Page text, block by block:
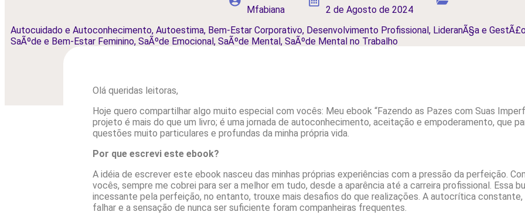
Mfabiana
2 de Agosto de 2024
Autocuidado e Autoconhecimento, Autoestima, Bem-Estar Corporativo, Desenvolvimento Profissional, LideranÃ§a e
SaÃºde e Bem-Estar Feminino, SaÃºde Emocional, SaÃºde Mental, SaÃºde Mental no Trabalho
Olá queridas leitoras,
Hoje quero compartilhar algo muito especial com vocês: Meu ebook “Fazendo as Pazes com Suas
projeto é mais do que um livro; é uma jornada de autoconhecimento, aceitação e empoderamento, que
questões muito particulares e profundas da minha própria vida.
Por que escrevi este ebook?
A idéia de escrever este ebook nasceu das minhas próprias experiências com a pressão da perfeição.
vocês, sempre me cobrei para ser a melhor em tudo, desde a aparência até a carreira profissional. Essa
incessante pela perfeição, no entanto, trouxe mais desafios do que realizações. A autocrítica constante,
falhar e a sensação de nunca ser suficiente foram companheiras frequentes.